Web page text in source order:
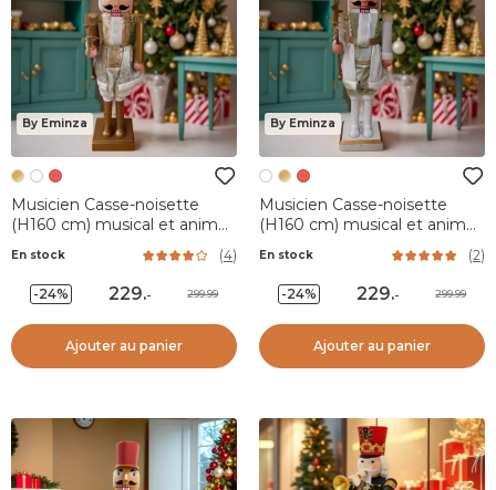
By Eminza
Musicien Casse-noisette
(H160 cm) musical et animé
En stock (4)
-24% 229.- 299.99
Ajouter au panier
By Eminza
Musicien Casse-noisette
(H160 cm) musical et animé
En stock (2)
-24% 229.- 299.99
Ajouter au panier